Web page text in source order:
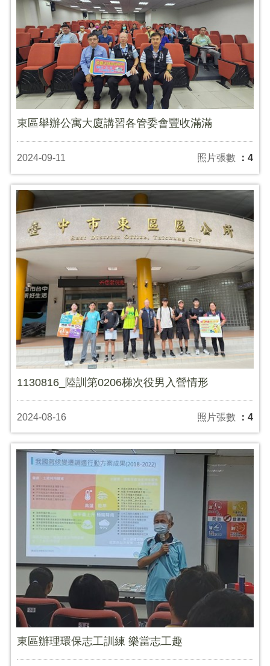
東區舉辦公寓大廈講習各管委會豐收滿滿
2024-09-11 照片張數 ：4
1130816_陸訓第0206梯次役男入營情形
2024-08-16 照片張數 ：4
東區辦理環保志工訓練 樂當志工趣